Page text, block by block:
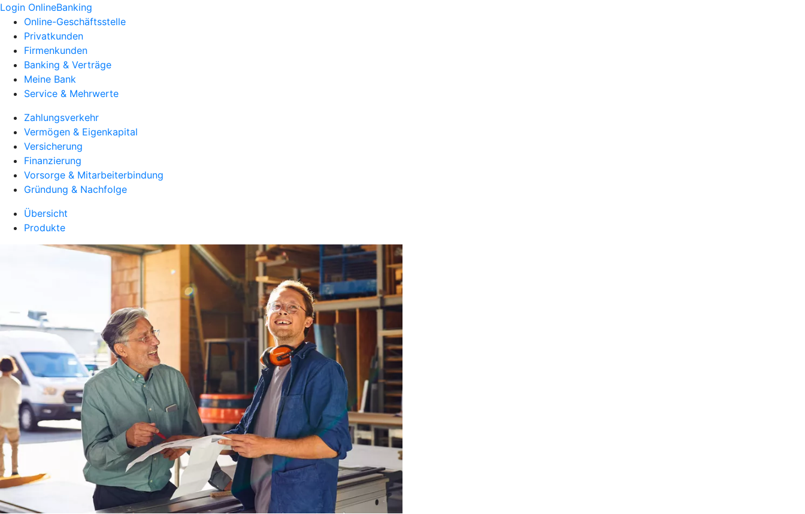
Login OnlineBanking
Online-Geschäftsstelle
Privatkunden
Firmenkunden
Banking & Verträge
Meine Bank
Service & Mehrwerte
Zahlungsverkehr
Vermögen & Eigenkapital
Versicherung
Finanzierung
Vorsorge & Mitarbeiterbindung
Gründung & Nachfolge
Übersicht
Produkte